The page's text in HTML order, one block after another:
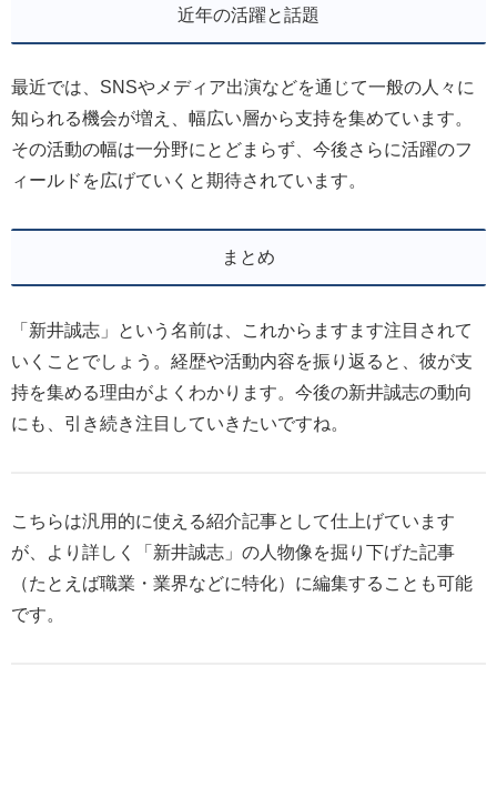
近年の活躍と話題
最近では、SNSやメディア出演などを通じて一般の人々に
知られる機会が増え、幅広い層から支持を集めています。
その活動の幅は一分野にとどまらず、今後さらに活躍のフ
ィールドを広げていくと期待されています。
まとめ
「新井誠志」という名前は、これからますます注目されて
いくことでしょう。経歴や活動内容を振り返ると、彼が支
持を集める理由がよくわかります。今後の新井誠志の動向
にも、引き続き注目していきたいですね。
こちらは汎用的に使える紹介記事として仕上げています
が、より詳しく「新井誠志」の人物像を掘り下げた記事
（たとえば職業・業界などに特化）に編集することも可能
です。